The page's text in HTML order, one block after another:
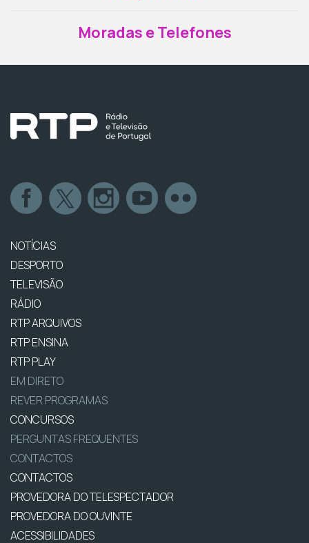
Moradas e Telefones
NOTÍCIAS
DESPORTO
TELEVISÃO
RÁDIO
RTP ARQUIVOS
RTP ENSINA
RTP PLAY
EM DIRETO
REVER PROGRAMAS
CONCURSOS
PERGUNTAS FREQUENTES
CONTACTOS
CONTACTOS
PROVEDORA DO TELESPECTADOR
PROVEDORA DO OUVINTE
ACESSIBILIDADES